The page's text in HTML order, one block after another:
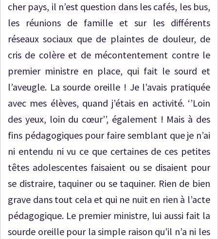
cher pays, il n’est question dans les cafés, les bus,
les réunions de famille et sur les différents
réseaux sociaux que de plaintes de douleur, de
cris de colère et de mécontentement contre le
premier ministre en place, qui fait le sourd et
l’aveugle. La sourde oreille ! Je l’avais pratiquée
avec mes élèves, quand j’étais en activité. ‘’Loin
des yeux, loin du cœur’’, également ! Mais à des
fins pédagogiques pour faire semblant que je n’ai
ni entendu ni vu ce que certaines de ces petites
têtes adolescentes faisaient ou se disaient pour
se distraire, taquiner ou se taquiner. Rien de bien
grave dans tout cela et qui ne nuit en rien à l’acte
pédagogique. Le premier ministre, lui aussi fait la
sourde oreille pour la simple raison qu’il n’a ni les